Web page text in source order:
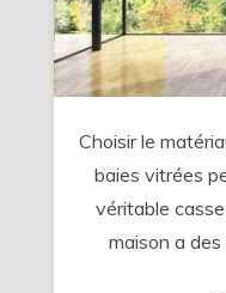
Choisir le
baies vitrées
véritable
maison a